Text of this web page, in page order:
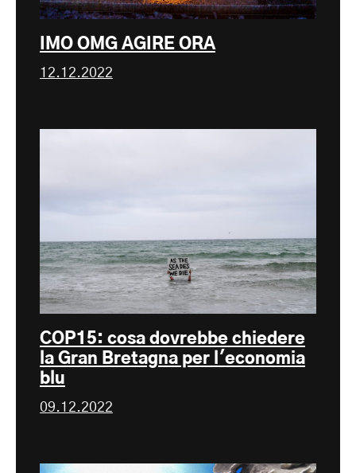
IMO OMG AGIRE ORA
12.12.2022
COP15: cosa dovrebbe chiedere
la Gran Bretagna per l'economia
blu
09.12.2022